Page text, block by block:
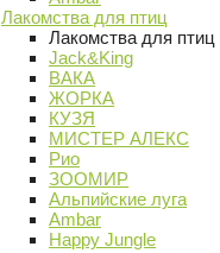
Лакомства для птиц
Лакомства для птиц
Jack&King
ВАКА
ЖОРКА
КУЗЯ
МИСТЕР АЛЕКС
Рио
ЗООМИР
Альпийские луга
Ambar
Happy Jungle